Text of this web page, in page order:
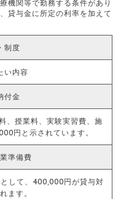
機関等で勤務する条件があり
貸与金に所定の利率を加えて
制度
い内容
付金
、授業料、実験実習費、施
円と示されています。
準備費
して、400,000円が貸与対
ます。